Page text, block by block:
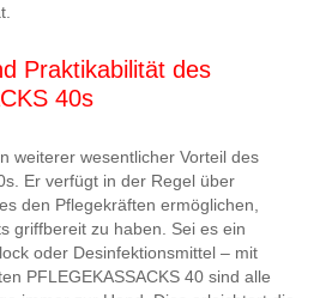
Praktikabilität des
40s
weiterer wesentlicher Vorteil des
Er verfügt in der Regel über
den Pflegekräften ermöglichen,
griffbereit zu haben. Sei es ein
oder Desinfektionsmittel – mit
PFLEGEKASSACKS 40 sind alle